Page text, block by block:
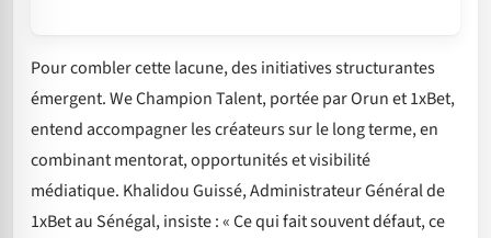
Pour combler cette lacune, des initiatives structurantes
émergent. We Champion Talent, portée par Orun et 1xBet,
entend accompagner les créateurs sur le long terme, en
combinant mentorat, opportunités et visibilité
médiatique. Khalidou Guissé, Administrateur Général de
1xBet au Sénégal, insiste : « Ce qui fait souvent défaut, ce